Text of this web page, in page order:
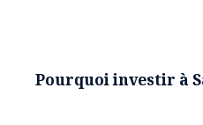
Pourquoi investir à